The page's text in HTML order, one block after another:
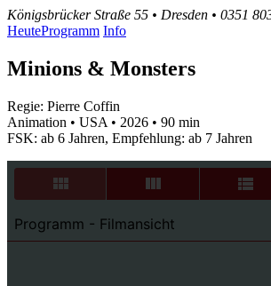
Königsbrücker Straße 55 • Dresden • 0351
HeuteProgramm Info
Minions & Monsters
Regie: Pierre Coffin
Animation • USA • 2026 • 90 min
FSK: ab 6 Jahren, Empfehlung: ab 7 Jahren